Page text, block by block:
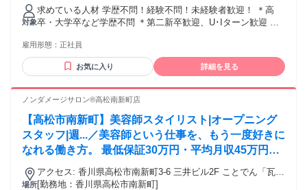
払われる通勤・皆勤・家族手当金額：なし 全員に一律で支払
われるその他手当金額：あり 【給与詳細】 1．ゼネラル社員
（全国転勤あり） 月給23万9000円～32万円 ※上記給与には
一律地域手当（1万5000円）を含みます ※上記にプラスして
ー社員（全国転勤なし） 月給21万円～27万4000円 ※上記給
与には一律地域手当を含みます ※赴任手当･住宅補助･時間外
手当は対象外となります 【昇給あり・昇格あり】 年1回（4
月） 【賞与あり】 年2回（6月、12月） 【各種手当】 ・通勤
交通費支給（月上限5万円） ・時間外手当あり ・夜間手当あ
り（月最大7000円） ・出張手当あり ・家族手当あり（扶養家
族1名:月1万5000円、2名:月1万9500円、3名:月2万4000円）
・住宅手当あり（住宅補助／★） ・引越し手当あり（全額支
円以上の往復交通費全額支給／★） ※経験･スキルを考慮し給
対象
求めている人材 学歴不問！経験不問！未経験者歓迎！ ＊高
卒・大学卒など学歴不問 ＊第二新卒歓迎、U･Iターン歓迎 ＊
短勤務OK ＊40代以上も応募可、50代以上も応募可 ー 【こん
な方にピッタリ】 ・人と話すことが好きな方 ・子育て後、仕
事に復帰したい方 ・和服や着物が好き！興味や憧れがある方
方 ・パート勤務から正社員として安定したい方 ・服飾の専門
されている方 【下記経験者歓迎】 ・ファッション業界での接
客サービス └アパレル販売、古着屋販売、 子供服販売 ・百貨
店やデパート、ショッピングモール での接客・販売 ・化粧
品、コスメ、美容系の接客販売 ・飲食店（カフェ、喫茶店、
居酒屋など） ・ホテル受付、結婚式、ブライダル、 ウェディ
ング、エステサロン関連サービス業 ・事務職、営業職、保険
雇用形態： 正社員
お気に入り 詳細を見る
ノンダメージサロン®︎高松南新町店
【高松市南新町】美容師スタイリスト|オープニング
スタッフ|週...／美容師という仕事を、もう一度好きに
なれる働き方。 最低保証30万円・平均月収45万円・
週休2〜3日選択可能・フレックス制度・マンツーマ
ン施術・集客は会社が担当。 働き方が変わると、人
場所
アクセス: 香川県高松市南新町3-6 三井ビル2F ことでん「瓦町
駅」より徒歩5分 南新町商店街内
[勤務地：香川県高松市南新町]